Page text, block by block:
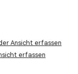
Ansicht erfassen
erfassen